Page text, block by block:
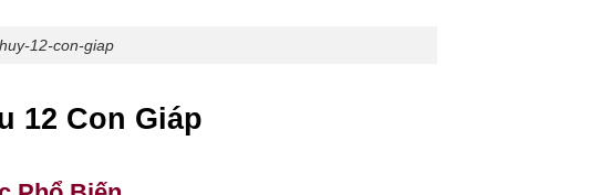
12-con-giap
12 Con Giáp